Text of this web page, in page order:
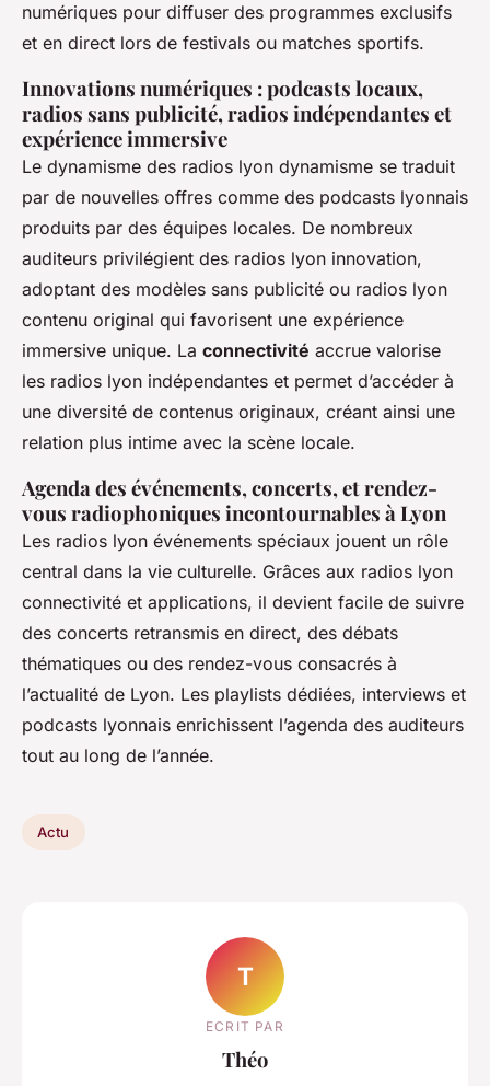
numériques pour diffuser des programmes exclusifs
et en direct lors de festivals ou matches sportifs.
Innovations numériques : podcasts locaux,
radios sans publicité, radios indépendantes et
expérience immersive
Le dynamisme des radios lyon dynamisme se traduit
par de nouvelles offres comme des podcasts lyonnais
produits par des équipes locales. De nombreux
auditeurs privilégient des radios lyon innovation,
adoptant des modèles sans publicité ou radios lyon
contenu original qui favorisent une expérience
immersive unique. La connectivité accrue valorise
les radios lyon indépendantes et permet d’accéder à
une diversité de contenus originaux, créant ainsi une
relation plus intime avec la scène locale.
Agenda des événements, concerts, et rendez-
vous radiophoniques incontournables à Lyon
Les radios lyon événements spéciaux jouent un rôle
central dans la vie culturelle. Grâces aux radios lyon
connectivité et applications, il devient facile de suivre
des concerts retransmis en direct, des débats
thématiques ou des rendez-vous consacrés à
l’actualité de Lyon. Les playlists dédiées, interviews et
podcasts lyonnais enrichissent l’agenda des auditeurs
tout au long de l’année.
Actu
T
ECRIT PAR
Théo